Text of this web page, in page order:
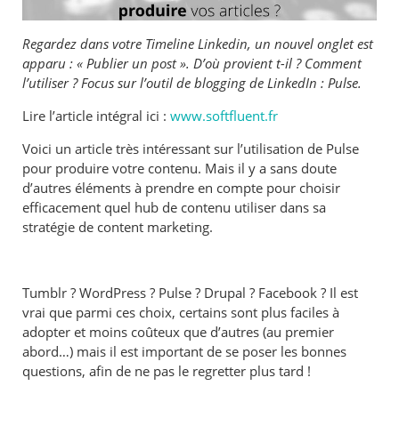
Regardez dans votre Timeline Linkedin, un nouvel onglet est
apparu : « Publier un post ». D’où provient t-il ? Comment
l’utiliser ? Focus sur l’outil de blogging de LinkedIn : Pulse.
Lire l’article intégral ici :www.softfluent.fr
Voici un article très intéressant sur l’utilisation de Pulse
pour produire votre contenu. Mais il y a sans doute
d’autres éléments à prendre en compte pour choisir
efficacement quel hub de contenu utiliser dans sa
stratégie de content marketing.
Tumblr ? WordPress ? Pulse ? Drupal ? Facebook ? Il est
vrai que parmi ces choix, certains sont plus faciles à
adopter et moins coûteux que d’autres (au premier
abord…) mais il est important de se poser les bonnes
questions, afin de ne pas le regretter plus tard !